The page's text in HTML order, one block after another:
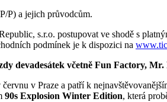
P) a jejich průvodcům.
s.r.o. postupovat ve shodě s
podmínek je k dispozici na
devadesátek včetně Fun Factory, Mr.
v Praze a patří k
90s Explosion Winter Edition, která